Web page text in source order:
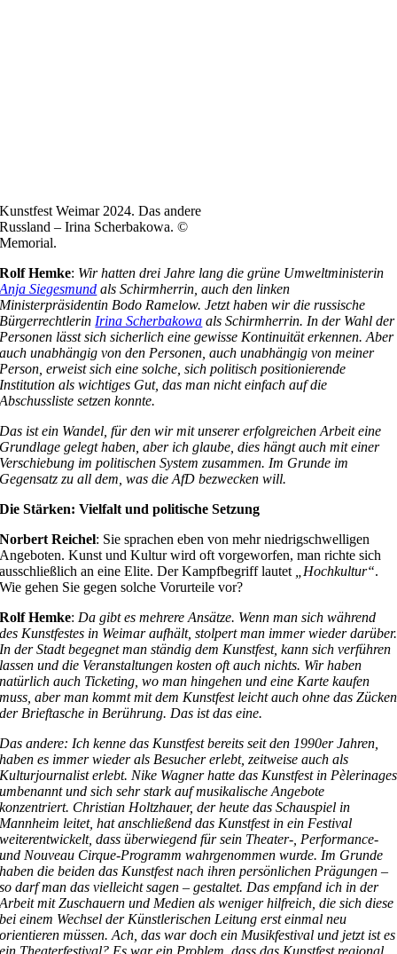
Kunstfest Weimar 2024. Das andere
Russland – Irina Scherbakowa. ©
Memorial.
Rolf Hemke: Wir hatten drei Jahre lang die grüne Umweltministerin
Anja Siegesmund als Schirmherrin, auch den linken
Ministerpräsidentin Bodo Ramelow. Jetzt haben wir die russische
Bürgerrechtlerin Irina Scherbakowa als Schirmherrin. In der Wahl der
Personen lässt sich sicherlich eine gewisse Kontinuität erkennen. Aber
auch unabhängig von den Personen, auch unabhängig von meiner
Person, erweist sich eine solche, sich politisch positionierende
Institution als wichtiges Gut, das man nicht einfach auf die
Abschussliste setzen konnte.
Das ist ein Wandel, für den wir mit unserer erfolgreichen Arbeit eine
Grundlage gelegt haben, aber ich glaube, dies hängt auch mit einer
Verschiebung im politischen System zusammen. Im Grunde im
Gegensatz zu all dem, was die AfD bezwecken will.
Die Stärken: Vielfalt und politische Setzung
Norbert Reichel: Sie sprachen eben von mehr niedrigschwelligen
Angeboten. Kunst und Kultur wird oft vorgeworfen, man richte sich
ausschließlich an eine Elite. Der Kampfbegriff lautet
„Hochkultur“.
Wie gehen Sie gegen solche Vorurteile vor?
Rolf Hemke: Da gibt es mehrere Ansätze. Wenn man sich während
des Kunstfestes in Weimar aufhält, stolpert man immer wieder darüber.
In der Stadt begegnet man ständig dem Kunstfest, kann sich verführen
lassen und die Veranstaltungen kosten oft auch nichts. Wir haben
natürlich auch Ticketing, wo man hingehen und eine Karte kaufen
muss, aber man kommt mit dem Kunstfest leicht auch ohne das Zücken
der Brieftasche in Berührung. Das ist das eine.
Das andere: Ich kenne das Kunstfest bereits seit den 1990er Jahren,
haben es immer wieder als Besucher erlebt, zeitweise auch als
Kulturjournalist erlebt. Nike Wagner hatte das Kunstfest in Pèlerinages
umbenannt und sich sehr stark auf musikalische Angebote
konzentriert. Christian Holtzhauer, der heute das Schauspiel in
Mannheim leitet, hat anschließend das Kunstfest in ein Festival
weiterentwickelt, dass überwiegend für sein Theater-, Performance-
und Nouveau Cirque-Programm wahrgenommen wurde. Im Grunde
haben die beiden das Kunstfest nach ihren persönlichen Prägungen –
so darf man das vielleicht sagen – gestaltet. Das empfand ich in der
Arbeit mit Zuschauern und Medien als weniger hilfreich, die sich diese
bei einem Wechsel der Künstlerischen Leitung erst einmal neu
orientieren müssen. Ach, das war doch ein Musikfestival und jetzt ist es
ein Theaterfestival? Es war ein Problem, dass das Kunstfest regional